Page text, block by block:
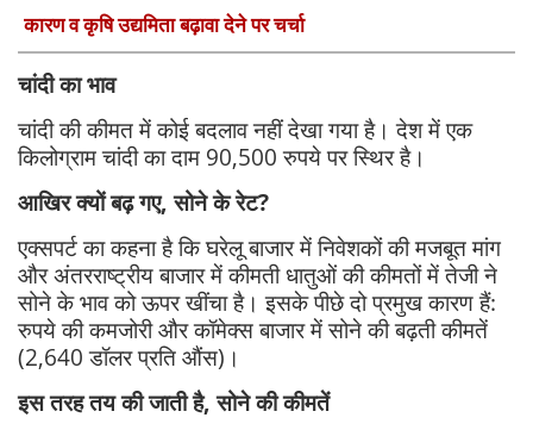
कारण व कृषि उद्यमिता बढ़ावा देने पर चर्चा
चांदी का भाव
चांदी की कीमत में कोई बदलाव नहीं देखा गया है। देश में एक
किलोग्राम चांदी का दाम 90,500 रुपये पर स्थिर है।
आखिर क्यों बढ़ गए, सोने के रेट?
एक्सपर्ट का कहना है कि घरेलू बाजार में निवेशकों की मजबूत मांग
और अंतरराष्ट्रीय बाजार में कीमती धातुओं की कीमतों में तेजी ने
सोने के भाव को ऊपर खींचा है। इसके पीछे दो प्रमुख कारण हैं:
रुपये की कमजोरी और कॉमेक्स बाजार में सोने की बढ़ती कीमतें
(2,640 डॉलर प्रति औंस)।
इस तरह तय की जाती है, सोने की कीमतें